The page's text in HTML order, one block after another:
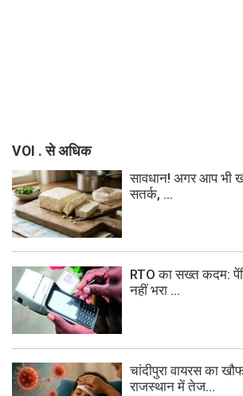
VOI . से अधिक
सावधान! अगर आप भी
सतर्क, ...
RTO का सख्त कदम:
नहीं भरा ...
चांदीपुरा वायरस का
राजस्थान में तेज...